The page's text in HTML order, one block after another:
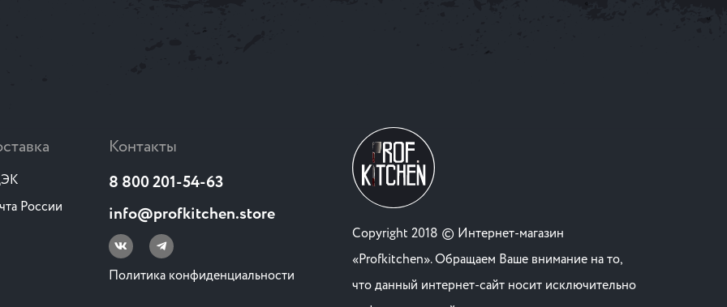
России
Контакты
8 800 201-54-63
info@profkitchen.store
Политика конфиденциальности
Copyright 2018 © Интернет-магазин
«Profkitchen». Обращаем Ваше внимание на то,
что данный интернет-сайт носит исключительно